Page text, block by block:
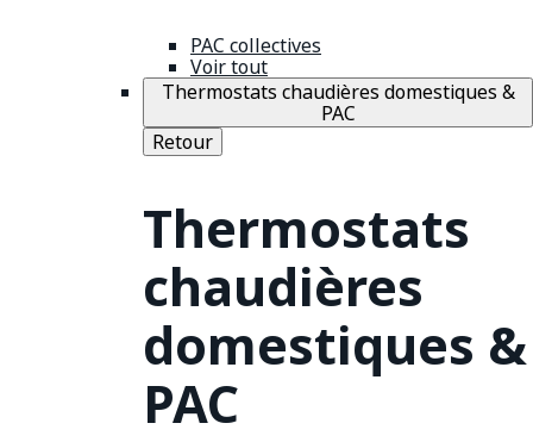
PAC collectives
Voir tout
Thermostats chaudières domestiques &
PAC
Retour
Thermostats
chaudières
domestiques &
PAC